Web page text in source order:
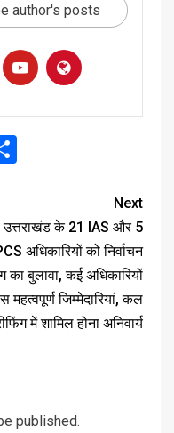
author's posts
Next
उत्तराखंड के 21 IAS और 5
अधिकारियों को निर्वाचन
का बुलावा, कई अधिकारियों
महत्वपूर्ण जिम्मेदारियां, कल
में शामिल होना अनिवार्य
published.